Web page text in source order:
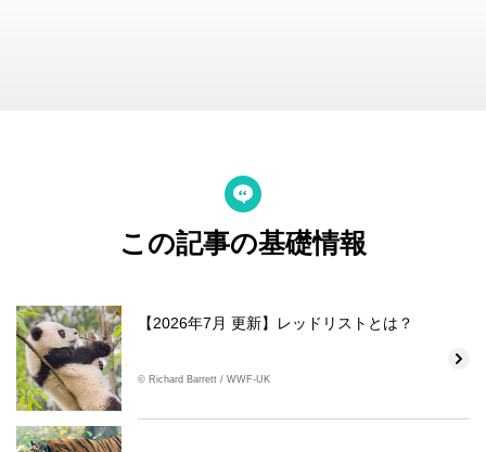
この記事の基礎情報
【2026年7月 更新】レッドリストとは？
© Richard Barrett / WWF-UK